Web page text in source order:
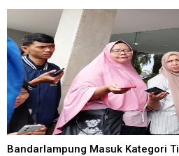
Bandarlampung Masuk Kategori